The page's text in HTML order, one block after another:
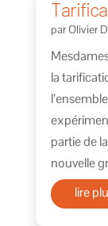
parOlivier
la
partie de
nouvelle
lire